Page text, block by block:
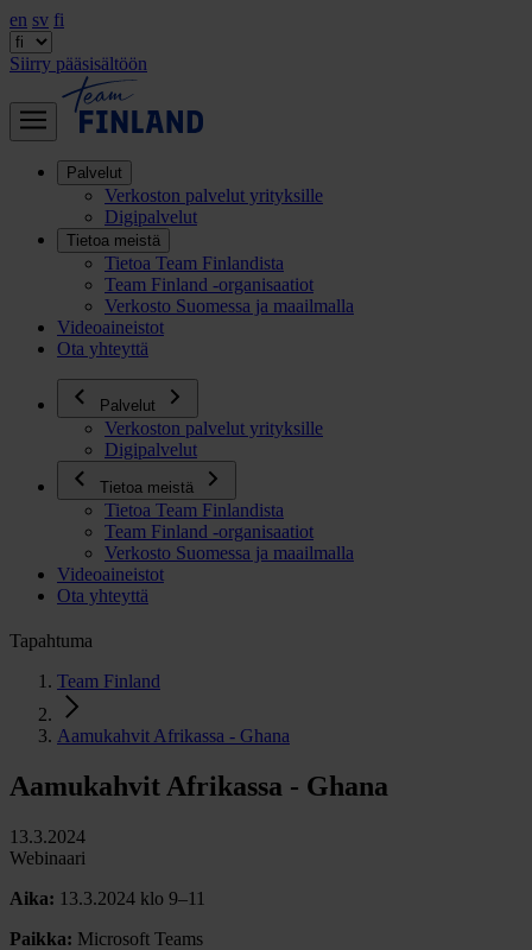
en sv fi
Siirry pääsisältöön
Palvelut
Verkoston palvelut yrityksille
Digipalvelut
Tietoa meistä
Tietoa Team Finlandista
Team Finland -organisaatiot
Verkosto Suomessa ja maailmalla
Videoaineistot
Ota yhteyttä
Palvelut
Verkoston palvelut yrityksille
Digipalvelut
Tietoa meistä
Tietoa Team Finlandista
Team Finland -organisaatiot
Verkosto Suomessa ja maailmalla
Videoaineistot
Ota yhteyttä
Tapahtuma
Team Finland
Aamukahvit Afrikassa - Ghana
Aamukahvit Afrikassa - Ghana
13.3.2024
Webinaari
Aika: 13.3.2024 klo 9–11
Paikka: Microsoft Teams